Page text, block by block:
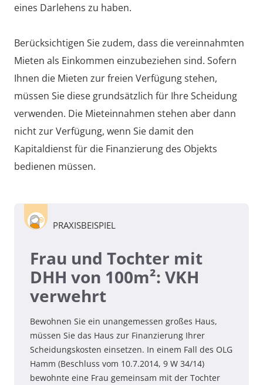
eines Darlehens zu haben.
Berücksichtigen Sie zudem, dass die vereinnahmten
Mieten als Einkommen einzubeziehen sind. Sofern
Ihnen die Mieten zur freien Verfügung stehen,
müssen Sie diese grundsätzlich für Ihre Scheidung
verwenden. Die Mieteinnahmen stehen aber dann
nicht zur Verfügung, wenn Sie damit den
Kapitaldienst für die Finanzierung des Objekts
bedienen müssen.
PRAXISBEISPIEL
Frau und Tochter mit
DHH von 100m²: VKH
verwehrt
Bewohnen Sie ein unangemessen großes Haus,
müssen Sie das Haus zur Finanzierung Ihrer
Scheidungskosten einsetzen. In einem Fall des OLG
Hamm (Beschluss vom 10.7.2014, 9 W 34/14)
bewohnte eine Frau gemeinsam mit der Tochter